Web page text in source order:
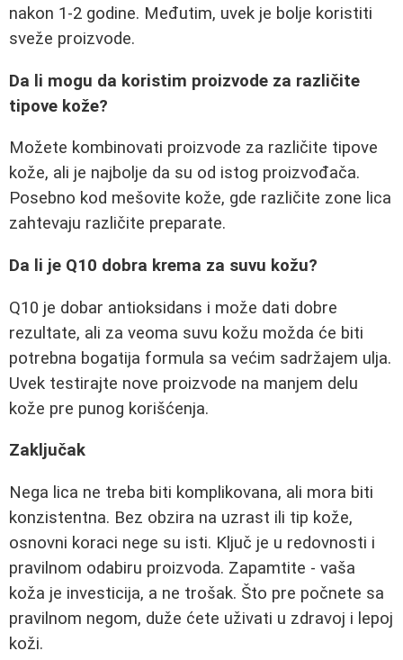
nakon 1-2 godine. Međutim, uvek je bolje koristiti
sveže proizvode.
Da li mogu da koristim proizvode za različite
tipove kože?
Možete kombinovati proizvode za različite tipove
kože, ali je najbolje da su od istog proizvođača.
Posebno kod mešovite kože, gde različite zone lica
zahtevaju različite preparate.
Da li je Q10 dobra krema za suvu kožu?
Q10 je dobar antioksidans i može dati dobre
rezultate, ali za veoma suvu kožu možda će biti
potrebna bogatija formula sa većim sadržajem ulja.
Uvek testirajte nove proizvode na manjem delu
kože pre punog korišćenja.
Zaključak
Nega lica ne treba biti komplikovana, ali mora biti
konzistentna. Bez obzira na uzrast ili tip kože,
osnovni koraci nege su isti. Ključ je u redovnosti i
pravilnom odabiru proizvoda. Zapamtite - vaša
koža je investicija, a ne trošak. Što pre počnete sa
pravilnom negom, duže ćete uživati u zdravoj i lepoj
koži.